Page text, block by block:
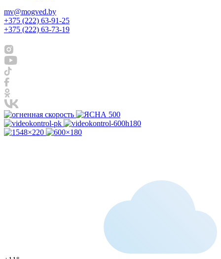
mv@mogved.by
+375 (222) 63-91-25
+375 (222) 63-73-19